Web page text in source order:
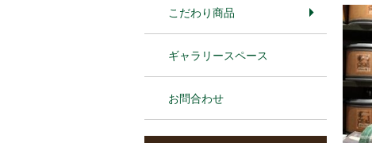
こだわり商品
ギャラリースペース
お問合わせ